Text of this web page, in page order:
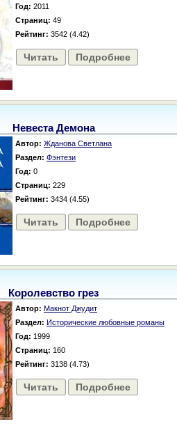
Год: 2011
Страниц: 49
Рейтинг: 3542 (4.42)
Читать Подробнее
Невеста Демона
Автор: Жданова Светлана
Раздел: Фэнтези
Год: 0
Страниц: 229
Рейтинг: 3434 (4.55)
Читать Подробнее
Королевство грез
Автор: Макнот Джудит
Раздел: Исторические любовные романы
Год: 1999
Страниц: 160
Рейтинг: 3138 (4.73)
Читать Подробнее